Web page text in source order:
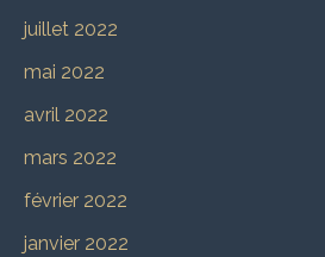
juillet 2022
mai 2022
avril 2022
mars 2022
février 2022
janvier 2022